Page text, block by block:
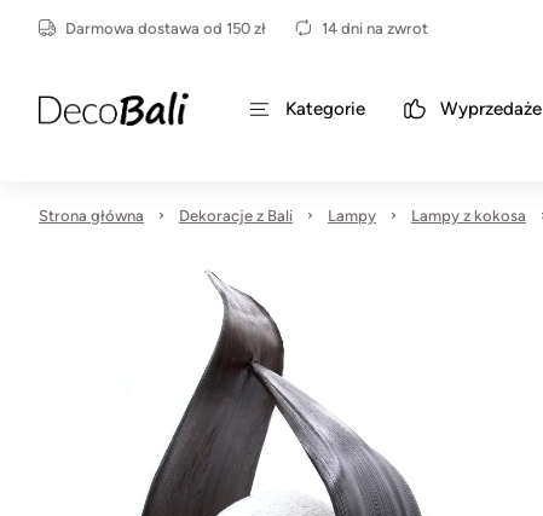
Darmowa dostawa od 150 zł 14 dni na zwrot
Kategorie Wyprzedaże
Strona główna Dekoracje z Bali Lampy Lampy z kokosa